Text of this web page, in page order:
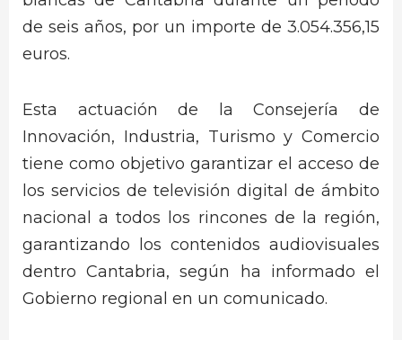
de seis años, por un importe de 3.054.356,15
euros.
Esta actuación de la Consejería de
Innovación, Industria, Turismo y Comercio
tiene como objetivo garantizar el acceso de
los servicios de televisión digital de ámbito
nacional a todos los rincones de la región,
garantizando los contenidos audiovisuales
dentro Cantabria, según ha informado el
Gobierno regional en un comunicado.